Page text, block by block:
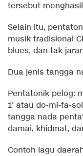
tersebut
Selain itu,
musik tradisional
blues, dan tak
Dua jenis tangga
Pentatonik pelog:
1' atau do-mi-fa-
tangga nada
damai, khidmat,
Contoh lagu